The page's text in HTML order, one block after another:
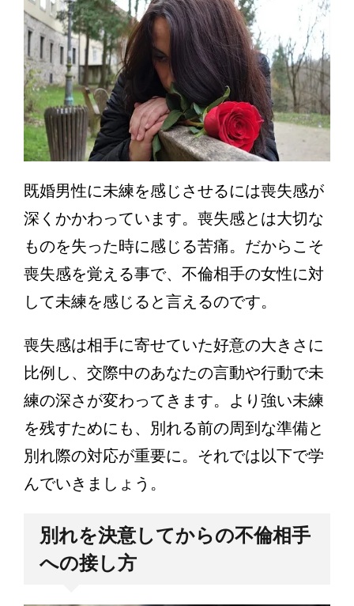
既婚男性に未練を感じさせるには喪失感が
深くかかわっています。喪失感とは大切な
ものを失った時に感じる苦痛。だからこそ
喪失感を覚える事で、不倫相手の女性に対
して未練を感じると言えるのです。
喪失感は相手に寄せていた好意の大きさに
比例し、交際中のあなたの言動や行動で未
練の深さが変わってきます。より強い未練
を残すためにも、別れる前の周到な準備と
別れ際の対応が重要に。それでは以下で学
んでいきましょう。
別れを決意してからの不倫相手
への接し方